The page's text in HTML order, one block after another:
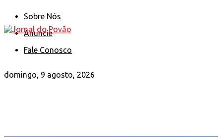
Sobre Nós
Anuncie
Fale Conosco
domingo, 9 agosto, 2026